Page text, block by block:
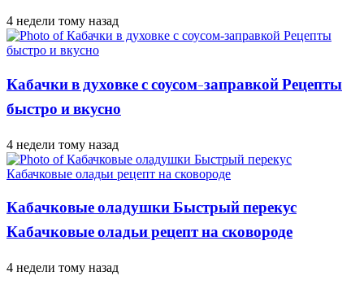
4 недели тому назад
Кабачки в духовке с соусом-заправкой Рецепты
быстро и вкусно
4 недели тому назад
Кабачковые оладушки Быстрый перекус
Кабачковые оладьи рецепт на сковороде
4 недели тому назад